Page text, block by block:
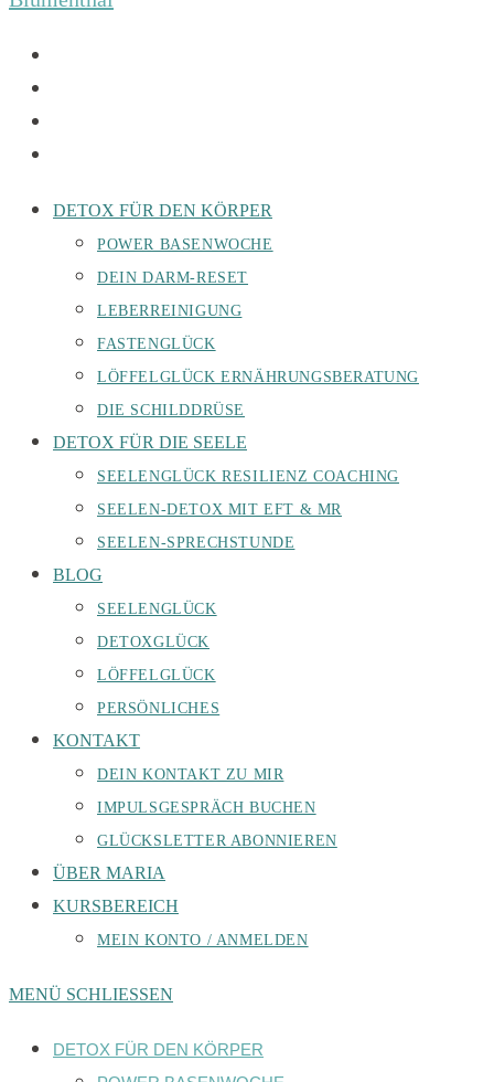
DETOX FÜR DEN KÖRPER
POWER BASENWOCHE
DEIN DARM-RESET
LEBERREINIGUNG
FASTENGLÜCK
LÖFFELGLÜCK ERNÄHRUNGSBERATUNG
DIE SCHILDDRÜSE
DETOX FÜR DIE SEELE
SEELENGLÜCK RESILIENZ COACHING
SEELEN-DETOX MIT EFT & MR
SEELEN-SPRECHSTUNDE
BLOG
SEELENGLÜCK
DETOXGLÜCK
LÖFFELGLÜCK
PERSÖNLICHES
KONTAKT
DEIN KONTAKT ZU MIR
IMPULSGESPRÄCH BUCHEN
GLÜCKSLETTER ABONNIEREN
ÜBER MARIA
KURSBEREICH
MEIN KONTO / ANMELDEN
MENÜ SCHLIESSEN
DETOX FÜR DEN KÖRPER